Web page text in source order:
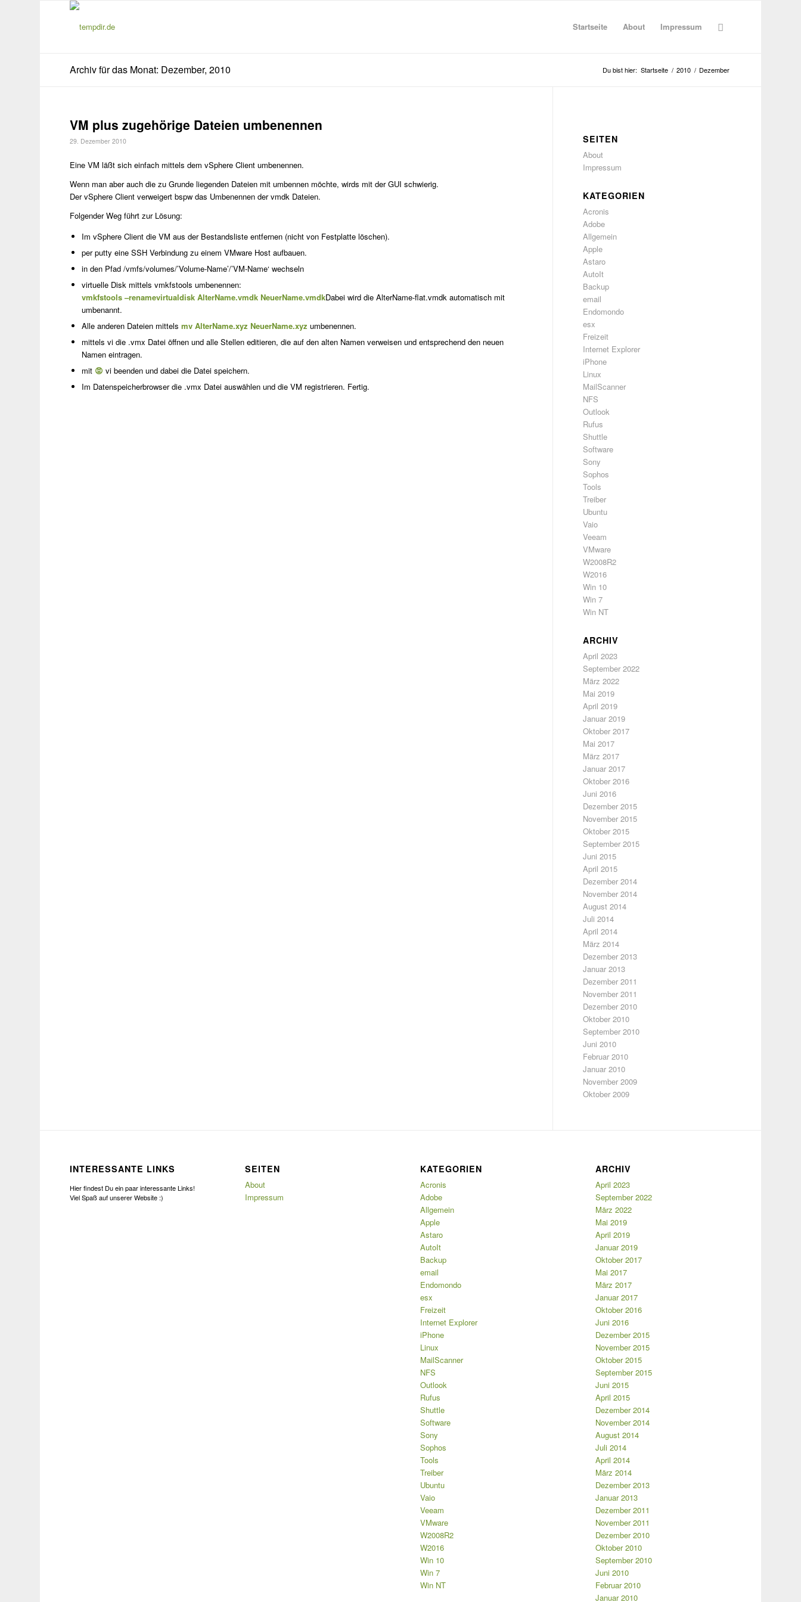
Startseite About Impressum
Archiv für das Monat: Dezember, 2010 Du bist hier: Startseite / 2010 / Dezember
VM plus zugehörige Dateien umbenennen
29. Dezember 2010
Eine VM läßt sich einfach mittels dem vSphere Client umbenennen.
Wenn man aber auch die zu Grunde liegenden Dateien mit umbennen möchte, wirds mit der GUI schwierig.
Der vSphere Client verweigert bspw das Umbenennen der vmdk Dateien.
Folgender Weg führt zur Lösung:
Im vSphere Client die VM aus der Bestandsliste entfernen (nicht von Festplatte löschen).
per putty eine SSH Verbindung zu einem VMware Host aufbauen.
in den Pfad /vmfs/volumes/’Volume-Name’/’VM-Name‘ wechseln
virtuelle Disk mittels vmkfstools umbenennen:
vmkfstools –renamevirtualdisk AlterName.vmdk NeuerName.vmdkDabei wird die AlterName-flat.vmdk automatisch mit
umbenannt.
Alle anderen Dateien mittelsmv AlterName.xyz NeuerName.xyz umbenennen.
mittels vi die .vmx Datei öffnen und alle Stellen editieren, die auf den alten Namen verweisen und entsprechend den neuen
Namen eintragen.
mit 😡 vi beenden und dabei die Datei speichern.
Im Datenspeicherbrowser die .vmx Datei auswählen und die VM registrieren. Fertig.
SEITEN
About
Impressum
KATEGORIEN
Acronis
Adobe
Allgemein
Apple
Astaro
AutoIt
Backup
email
Endomondo
esx
Freizeit
Internet Explorer
iPhone
Linux
MailScanner
NFS
Outlook
Rufus
Shuttle
Software
Sony
Sophos
Tools
Treiber
Ubuntu
Vaio
Veeam
VMware
W2008R2
W2016
Win 10
Win 7
Win NT
ARCHIV
April 2023
September 2022
März 2022
Mai 2019
April 2019
Januar 2019
Oktober 2017
Mai 2017
März 2017
Januar 2017
Oktober 2016
Juni 2016
Dezember 2015
November 2015
Oktober 2015
September 2015
Juni 2015
April 2015
Dezember 2014
November 2014
August 2014
Juli 2014
April 2014
März 2014
Dezember 2013
Januar 2013
Dezember 2011
November 2011
Dezember 2010
Oktober 2010
September 2010
Juni 2010
Februar 2010
Januar 2010
November 2009
Oktober 2009
INTERESSANTE LINKS
Hier findest Du ein paar interessante Links!
Viel Spaß auf unserer Website :)
SEITEN
About
Impressum
KATEGORIEN
Acronis
Adobe
Allgemein
Apple
Astaro
AutoIt
Backup
email
Endomondo
esx
Freizeit
Internet Explorer
iPhone
Linux
MailScanner
NFS
Outlook
Rufus
Shuttle
Software
Sony
Sophos
Tools
Treiber
Ubuntu
Vaio
Veeam
VMware
W2008R2
W2016
Win 10
Win 7
Win NT
ARCHIV
April 2023
September 2022
März 2022
Mai 2019
April 2019
Januar 2019
Oktober 2017
Mai 2017
März 2017
Januar 2017
Oktober 2016
Juni 2016
Dezember 2015
November 2015
Oktober 2015
September 2015
Juni 2015
April 2015
Dezember 2014
November 2014
August 2014
Juli 2014
April 2014
März 2014
Dezember 2013
Januar 2013
Dezember 2011
November 2011
Dezember 2010
Oktober 2010
September 2010
Juni 2010
Februar 2010
Januar 2010